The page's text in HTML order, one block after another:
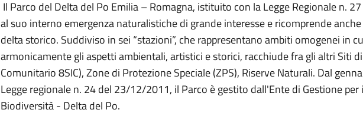
Il Parco del Delta del Po Emilia – Romagna, istituito con la Legge Regionale n.
al suo interno emergenza naturalistiche di grande interesse e ricomprende anche
delta storico. Suddiviso in sei “stazioni”, che rappresentano ambiti omogenei in
armonicamente gli aspetti ambientali, artistici e storici, racchiude fra gli altri Siti
Comunitario 8SIC), Zone di Protezione Speciale (ZPS), Riserve Naturali. Dal
Legge regionale n. 24 del 23/12/2011, il Parco è gestito dall'Ente di Gestione per
Biodiversità - Delta del Po.